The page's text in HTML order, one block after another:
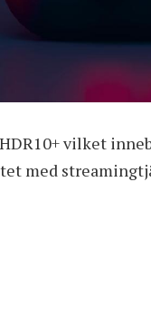
vilket
med